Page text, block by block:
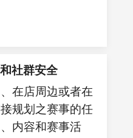
社群安全
在店周边或者在
规划之赛事的任
内容和赛事活